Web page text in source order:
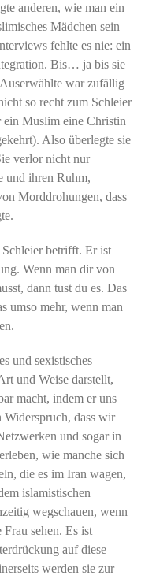
anderen, wie man ein
Mädchen sein
fehlte es nie: ein
Bis… ja bis sie
war zufällig
so recht zum Schleier
ein Muslim eine Christin
Also überlegte sie
verlor nicht nur
und ihren Ruhm,
Morddrohungen, dass
betrifft. Er ist
Wenn man dir von
dann tust du es. Das
umso mehr, wenn man
und sexistisches
und Weise darstellt,
macht, indem er uns
Widerspruch, dass wir
und sogar in
wie manche sich
die es im Iran wagen,
islamistischen
wegschauen, wenn
Frau sehen. Es ist
auf diese
werden sie zur